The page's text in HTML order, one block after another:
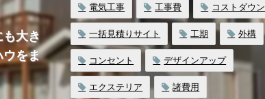
大き
ウをま
電気工事 工事費 コストダウン
一括見積りサイト 工期 外構
コンセント デザインアップ
エクステリア 諸費用